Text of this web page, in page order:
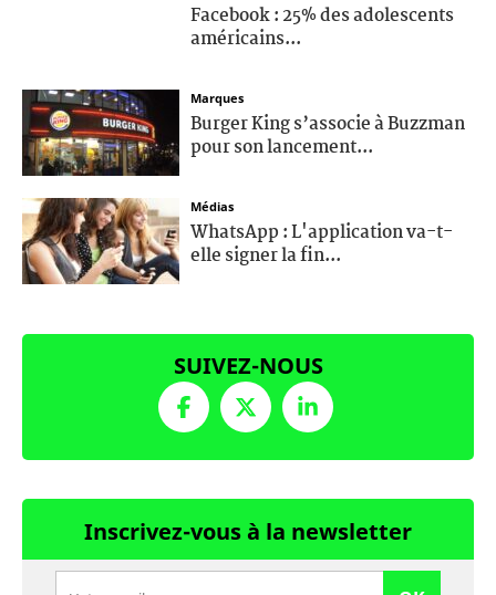
Facebook : 25% des adolescents
américains...
Marques
Burger King s’associe à Buzzman
pour son lancement...
Médias
WhatsApp : L'application va-t-
elle signer la fin...
SUIVEZ-NOUS
Inscrivez-vous à la newsletter